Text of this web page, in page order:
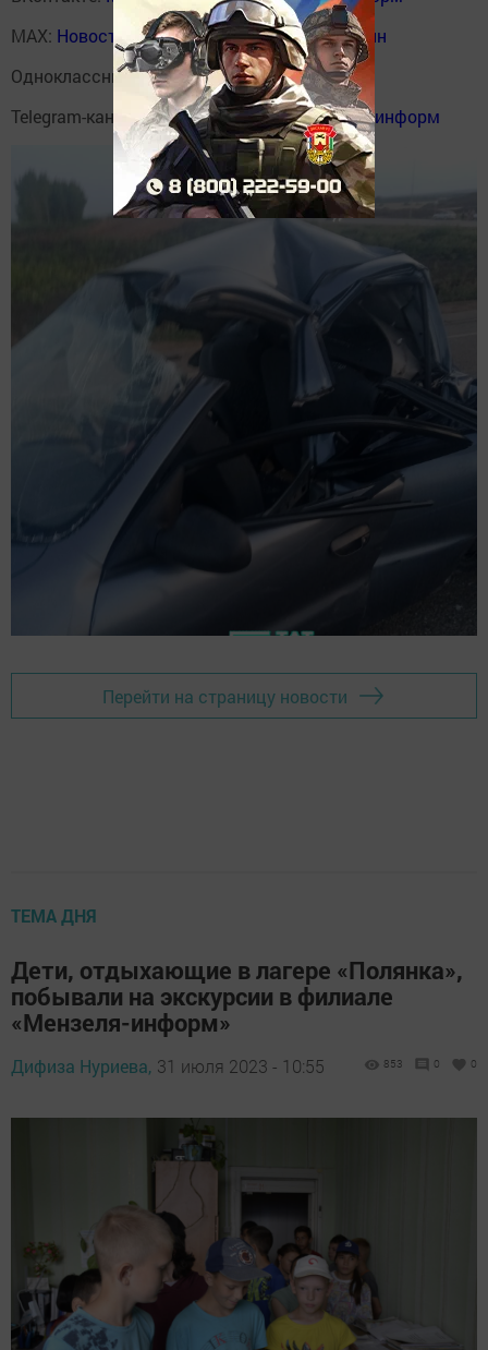
MAX: Новости Мензелинска - Мензеля онлайн
Одноклассники:ok.ru/menzelinsk
Telegram-канал:Мензелинск news - Мензеля-информ
Перейти на страницу новости
ТЕМА ДНЯ
Дети, отдыхающие в лагере «Полянка»,
побывали на экскурсии в филиале
«Мензеля-информ»
Дифиза Нуриева, 31 июля 2023 - 10:55 853 0 0